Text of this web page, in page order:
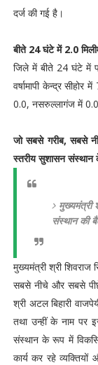
दर्ज की गई है।
बीते 24 घंटे में 2.0
जिले में बीते 24 घंटे में
वर्षामापी केन्द्र
0.0, नसरुल्लागंज में 0.0,
जो सबसे गरीब, सबसे
स्तरीय सुशासन
मुख्यमंत्री
संस्थान की
मुख्यमंत्री श्री शिवराज
सबसे नीचे और सबसे
श्री अटल बिहारी
तथा उन्हीं के नाम पर
संस्थान के रूप में
कार्य कर रहे व्यक्तियों